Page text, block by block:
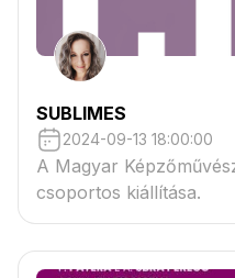
SUBLIMES
2024-09-13 18:00:00
A Magyar
csoportos kiállítása.